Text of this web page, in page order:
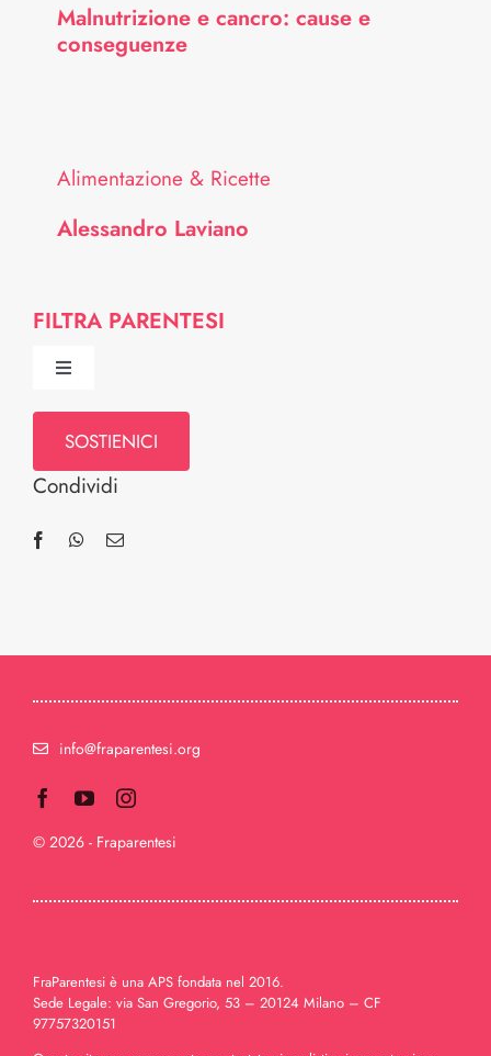
Malnutrizione e cancro: cause e
conseguenze
Alimentazione & Ricette
Alessandro Laviano
FILTRA PARENTESI
Toggle
Comitato Scientifico
Selezionati per te
Contattaci
SOSTIENICI
Condividi
info@fraparentesi.org
© 2026 - Fraparentesi
FraParentesi è una APS fondata nel 2016.
Sede Legale: via San Gregorio, 53 – 20124 Milano – CF
97757320151